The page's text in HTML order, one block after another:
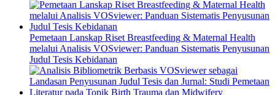
Pemetaan Lanskap Riset Breastfeeding & Maternal Health
melalui Analisis VOSviewer: Panduan Sistematis Penyusunan
Judul Tesis Kebidanan